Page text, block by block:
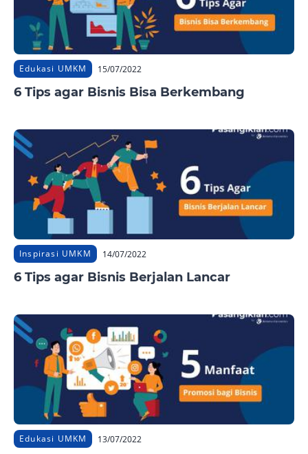
Edukasi UMKM 15/07/2022
6 Tips agar Bisnis Bisa Berkembang
Inspirasi UMKM 14/07/2022
6 Tips agar Bisnis Berjalan Lancar
Edukasi UMKM 13/07/2022